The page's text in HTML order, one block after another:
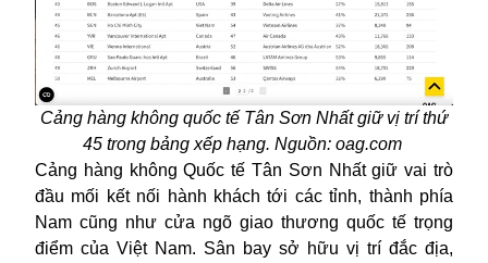
Cảng hàng không quốc tế Tân Sơn Nhất giữ vị trí thứ
45 trong bảng xếp hạng. Nguồn: oag.com
Cảng hàng không Quốc tế Tân Sơn Nhất giữ vai trò
đầu mối kết nối hành khách tới các tỉnh, thành phía
Nam cũng như cửa ngõ giao thương quốc tế trọng
điểm của Việt Nam. Sân bay sở hữu vị trí đắc địa,